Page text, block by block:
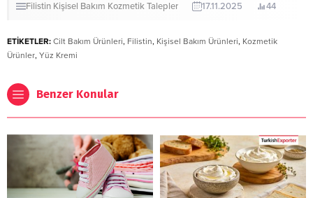
Filistin Kişisel Bakım KozmetikTalepler 17.11.2025 44
ETİKETLER: Cilt Bakım Ürünleri, Filistin, Kişisel Bakım Ürünleri, Kozmetik
Ürünler, Yüz Kremi
Benzer Konular